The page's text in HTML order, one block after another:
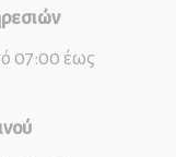
07:00 έως